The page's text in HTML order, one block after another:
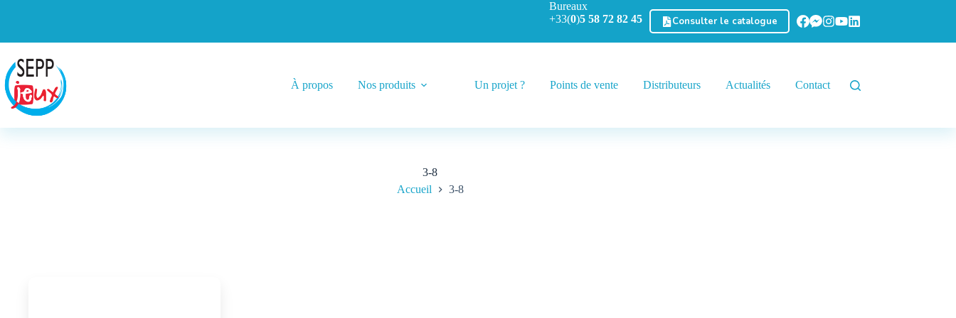
Bureaux
+33(0)5 58 72 82 45 Consulter le catalogue
À propos Nos produits Un projet ? Points de vente Distributeurs Actualités Contact
3-8
Accueil
3-8